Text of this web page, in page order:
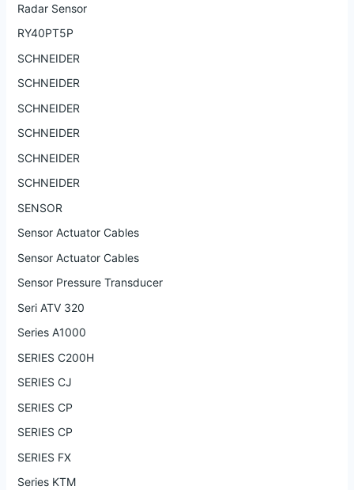
Radar Sensor
RY40PT5P
SCHNEIDER
SCHNEIDER
SCHNEIDER
SCHNEIDER
SCHNEIDER
SCHNEIDER
SENSOR
Sensor Actuator Cables
Sensor Actuator Cables
Sensor Pressure Transducer
Seri ATV 320
Series A1000
SERIES C200H
SERIES CJ
SERIES CP
SERIES CP
SERIES FX
Series KTM